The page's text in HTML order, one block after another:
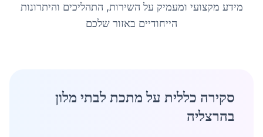
מידע מקצועי ומעמיק על השירות, התהליכים והיתרונות
הייחודיים באזור שלכם
סקירה כללית על מתכת לבתי מלון
בהרצליה